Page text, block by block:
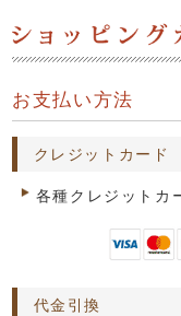
お支払い方法
クレジットカード
各種クレジットカ
代金引換